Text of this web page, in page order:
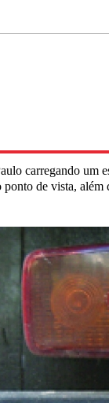
carregando um
de vista, além